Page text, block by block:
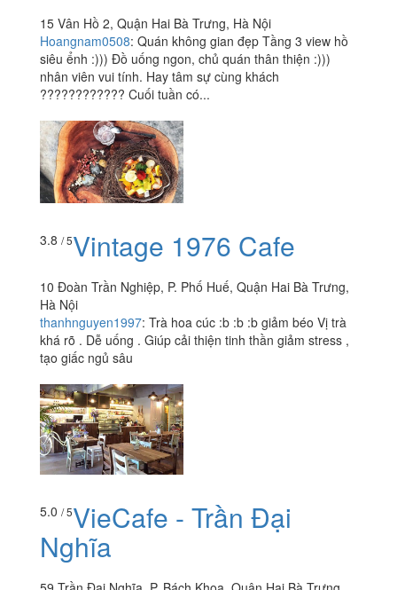
15 Vân Hồ 2, Quận Hai Bà Trưng, Hà Nội
Hoangnam0508: Quán không gian đẹp Tầng 3 view hồ
siêu ểnh :))) Đồ uống ngon, chủ quán thân thiện :)))
nhân viên vui tính. Hay tâm sự cùng khách
???????????? Cuối tuần có...
3.8 / 5Vintage 1976 Cafe
10 Đoàn Trần Nghiệp, P. Phố Huế, Quận Hai Bà Trưng,
Hà Nội
thanhnguyen1997: Trà hoa cúc :b :b :b giảm béo Vị trà
khá rõ . Dễ uống . Giúp cải thiện tinh thần giảm stress ,
tạo giấc ngủ sâu
5.0 / 5VieCafe - Trần Đại
Nghĩa